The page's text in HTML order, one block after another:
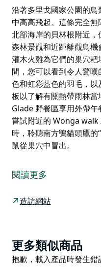
沿著多里戈國家公園的
中高高飛起。這條完全
北部海岸的貝林根附近
森林景觀和近距離觀鳥
灌木火雞為它們的巢穴
間，您可以看到令人驚
色和虹彩藍色的羽毛，
板以了解有關熱帶雨林
Glade 野餐區享用外帶
嘗試附近的 Wonga
時，聆聽南方鴞貓頭鷹
鼠從巢穴中冒出。
中高高飛起。這條完全無
北部海岸的貝林根附近，
森林景觀和近距離觀鳥機
步槍鳥，它有著光滑的
和綠色貓鳥。查找信息面
更多信息。
閱讀更多
造訪網站
Product
List
更多類似商品
Product
抱歉，載入產品時發生錯